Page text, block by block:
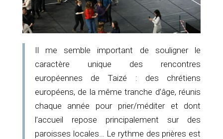
Il me semble important de souligner le
caractère unique des rencontres
européennes de Taizé : des chrétiens
européens, de la même tranche d’âge, réunis
chaque année pour prier/méditer et dont
l’accueil repose principalement sur des
paroisses locales… Le rythme des prières est